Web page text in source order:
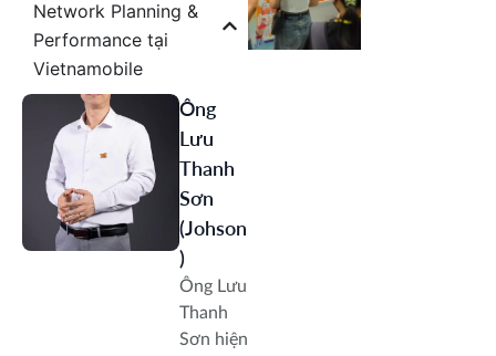
Network Planning &
Performance tại
Vietnamobile
Ông
Lưu
Thanh
Sơn
(Johson
)
Ông Lưu
Thanh
Sơn hiện